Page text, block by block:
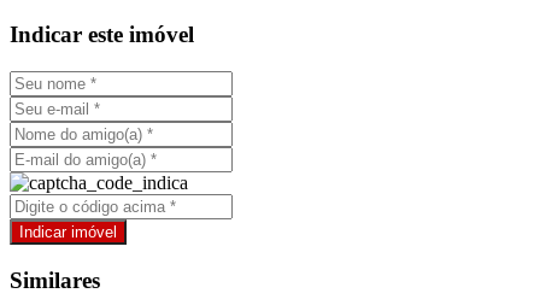
Indicar este imóvel
Similares